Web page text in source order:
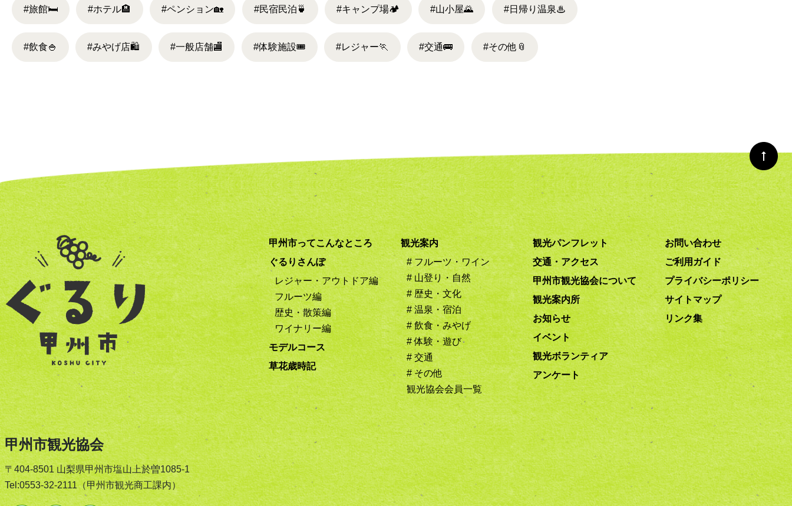
#旅館🛏 #ホテル🏨 #ペンション🏡 #民宿民泊 🍵 #キャンプ場🏕 #山小屋🌄 #日帰り温泉♨
#飲食🍚 #みやげ店🛍 #一般店舗🏬 #体験施設🎟 #レジャー🏃 #交通🚌 #その他 📎
甲州市観光協会
〒404-8501 山梨県甲州市塩山上於曽1085-1
Tel:0553-32-2111（甲州市観光商工課内）
甲州市ってこんなところ
ぐるりさんぽ
レジャー・アウトドア編
フルーツ編
歴史・散策編
ワイナリー編
モデルコース
草花歳時記
観光案内
# フルーツ・ワイン
# 山登り・自然
# 歴史・文化
# 温泉・宿泊
# 飲食・みやげ
# 体験・遊び
# 交通
# その他
観光協会会員一覧
観光パンフレット
交通・アクセス
甲州市観光協会について
観光案内所
お知らせ
イベント
観光ボランティア
アンケート
お問い合わせ
ご利用ガイド
プライバシーポリシー
サイトマップ
リンク集